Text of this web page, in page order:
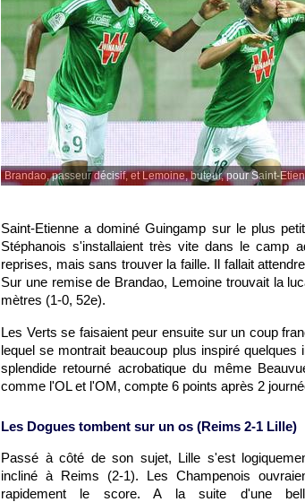
Brandao, passeur décisif, et Lemoine, buteur, pour Saint-
Saint-Etienne a dominéGuingamp sur le plus
Stéphanois s'installaient très vite dans le camp
reprises, mais sans trouver la faille. Il fallait
Sur une remise de Brandao, Lemoine trouvait la
mètres (1-0, 52e).
Les Verts se faisaient peur ensuite sur un coup
lequel se montrait beaucoup plus inspiré
splendide retourné acrobatique du même
comme l'OLet l'OM, compte 6 points après 2
Les Dogues tombent sur un os (Reims 2-1 Lille)
Passé à côté de son sujet, Lille s'est
incliné à Reims (2-1). Les Champenois
rapidement le score. A la suite d'une